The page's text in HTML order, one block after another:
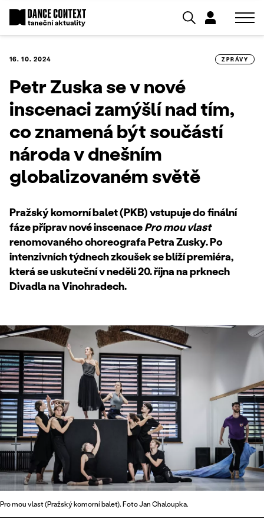
16. 10. 2024 ZPRÁVY
Petr Zuska se v nové
inscenaci zamýšlí nad tím,
co znamená být součástí
národa v dnešním
globalizovaném světě
Pražský komorní balet (PKB) vstupuje do finální
fáze příprav nové inscenacePro mou vlast
renomovaného choreografa Petra Zusky. Po
intenzivních týdnech zkoušek se blíží premiéra,
která se uskuteční v neděli 20. října na prknech
Divadla na Vinohradech.
Pro mou vlast (Pražský komorní balet). Foto Jan Chaloupka.